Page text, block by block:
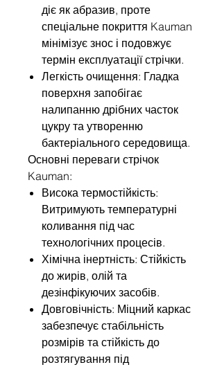
діє як абразив, проте
спеціальне покриття Kauman
мінімізує знос і подовжує
термін експлуатації стрічки.
Легкість очищення: Гладка
поверхня запобігає
налипанню дрібних часток
цукру та утворенню
бактеріального середовища.
Основні переваги стрічок
Kauman:
Висока термостійкість:
Витримують температурні
коливання під час
технологічних процесів.
Хімічна інертність: Стійкість
до жирів, олій та
дезінфікуючих засобів.
Довговічність: Міцний каркас
забезпечує стабільність
розмірів та стійкість до
розтягування під